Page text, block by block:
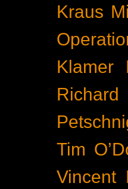
Kraus
Klamer
Richard
Tim
Vincent